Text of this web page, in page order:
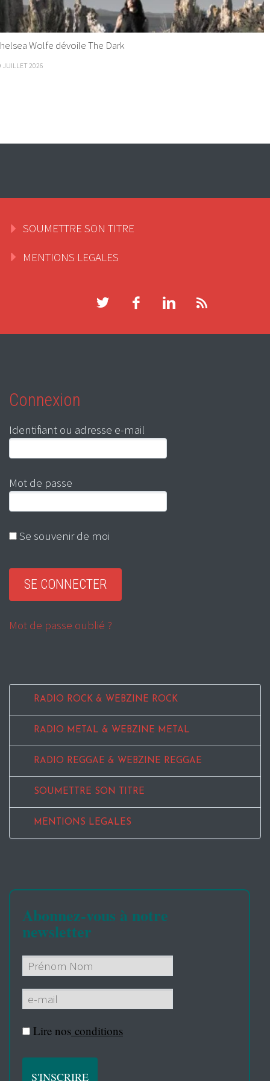
Wolfe dévoile The Dark
JUILLET 2026
SOUMETTRE SON TITRE
MENTIONS LEGALES
Connexion
Identifiant ou adresse e-mail
Mot de passe
Se souvenir de moi
Mot de passe oublié ?
RADIO ROCK & WEBZINE ROCK
RADIO METAL & WEBZINE METAL
RADIO REGGAE & WEBZINE REGGAE
SOUMETTRE SON TITRE
MENTIONS LEGALES
Abonnez-vous à notre
newsletter
Lire nos conditions